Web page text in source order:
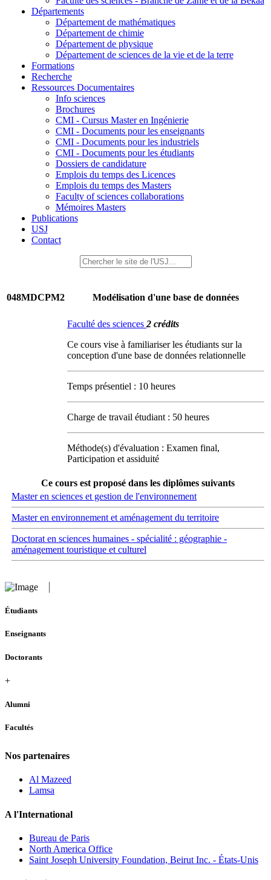
Départements
Département de mathématiques
Département de chimie
Département de physique
Département de sciences de la vie et de la terre
Formations
Recherche
Ressources Documentaires
Info sciences
Brochures
CMI - Cursus Master en Ingénierie
CMI - Documents pour les enseignants
CMI - Documents pour les industriels
CMI - Documents pour les étudiants
Dossiers de candidature
Emplois du temps des Licences
Emplois du temps des Masters
Faculty of sciences collaborations
Mémoires Masters
Publications
USJ
Contact
048MDCPM2 Modélisation d'une base de données
Faculté des sciences 2 crédits
Ce cours vise à familiariser les étudiants sur la
conception d'une base de données relationnelle
Temps présentiel : 10 heures
Charge de travail étudiant : 50 heures
Méthode(s) d'évaluation : Examen final,
Participation et assiduité
Ce cours est proposé dans les diplômes suivants
Master en sciences et gestion de l'environnement
Master en environnement et aménagement du territoire
Doctorat en sciences humaines - spécialité : géographie -
aménagement touristique et culturel
Étudiants
Enseignants
Doctorants
+
Alumni
Facultés
Nos partenaires
Al Mazeed
Lamsa
A l'International
Bureau de Paris
North America Office
Saint Joseph University Foundation, Beirut Inc. - États-Unis